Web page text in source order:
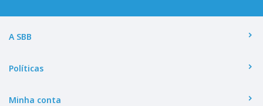
A SBB
Políticas
Minha conta